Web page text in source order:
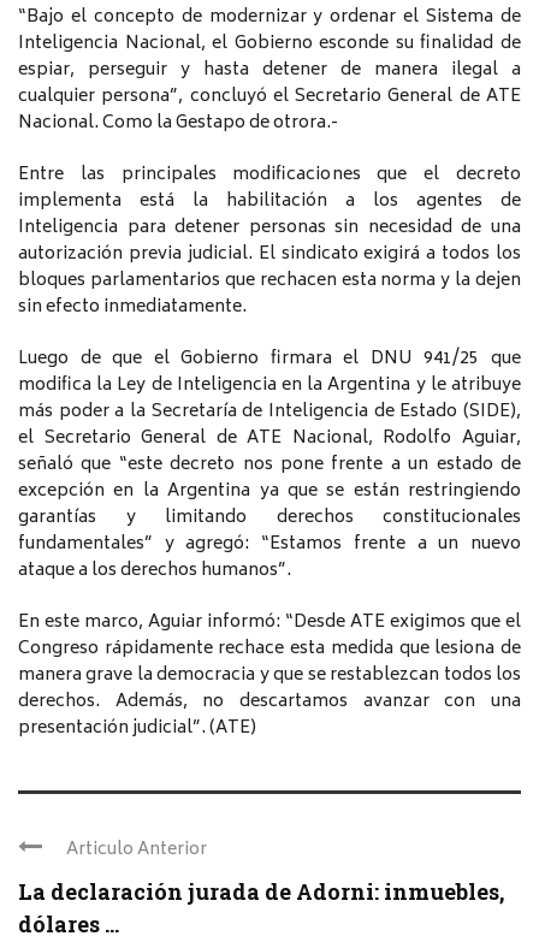
“Bajo el concepto de modernizar y ordenar el Sistema de
Inteligencia Nacional, el Gobierno esconde su finalidad de
espiar, perseguir y hasta detener de manera ilegal a
cualquier persona”, concluyó el Secretario General de ATE
Nacional. Como la Gestapo de otrora.-
Entre las principales modificaciones que el decreto
implementa está la habilitación a los agentes de
Inteligencia para detener personas sin necesidad de una
autorización previa judicial. El sindicato exigirá a todos los
bloques parlamentarios que rechacen esta norma y la dejen
sin efecto inmediatamente.
Luego de que el Gobierno firmara el DNU 941/25 que
modifica la Ley de Inteligencia en la Argentina y le atribuye
más poder a la Secretaría de Inteligencia de Estado (SIDE),
el Secretario General de ATE Nacional, Rodolfo Aguiar,
señaló que “este decreto nos pone frente a un estado de
excepción en la Argentina ya que se están restringiendo
garantías y limitando derechos constitucionales
fundamentales” y agregó: “Estamos frente a un nuevo
ataque a los derechos humanos”.
En este marco, Aguiar informó: “Desde ATE exigimos que el
Congreso rápidamente rechace esta medida que lesiona de
manera grave la democracia y que se restablezcan todos los
derechos. Además, no descartamos avanzar con una
presentación judicial”. (ATE)
Articulo Anterior
La declaración jurada de Adorni: inmuebles,
dólares ...